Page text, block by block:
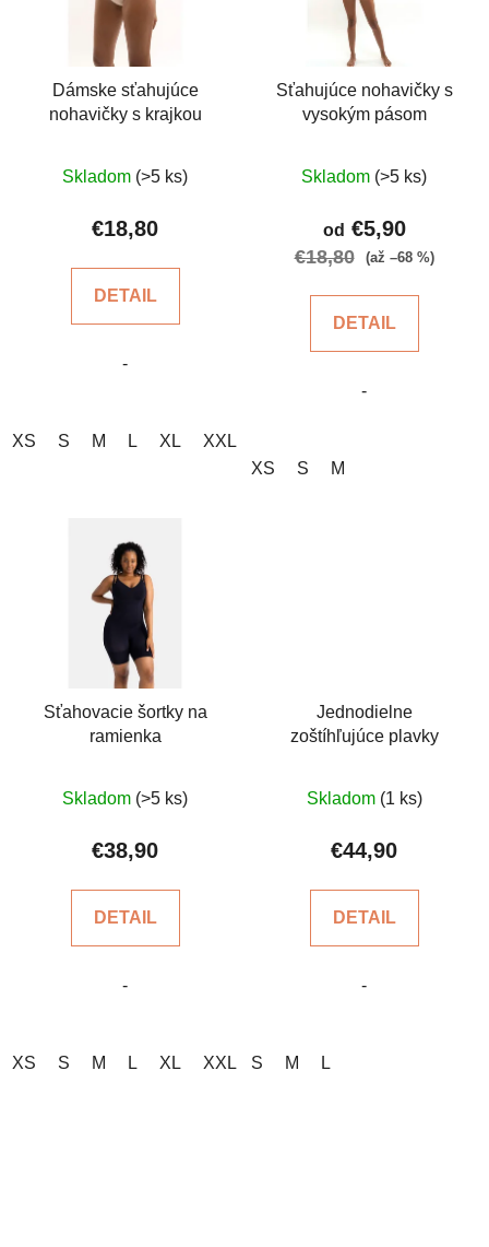
Dámske sťahujúce
nohavičky s krajkou
hodnotenie
produktu
z
hviezdičiek.
Skladom (>5 ks)
€18,80
DETAIL
-
XS S M L XL XXL
Sťahujúce nohavičky s
vysokým pásom
Skladom (>5 ks)
od €5,90
€18,80 (až –68 %)
DETAIL
-
XS S M
Sťahovacie šortky na
ramienka
hodnotenie
produktu
z
hviezdičiek.
Skladom (>5 ks)
€38,90
DETAIL
-
XS S M L XL XXL
Jednodielne
zoštíhľujúce plavky
hodnotenie
produktu
z
hviezdičiek.
Skladom (1 ks)
€44,90
DETAIL
-
S M L